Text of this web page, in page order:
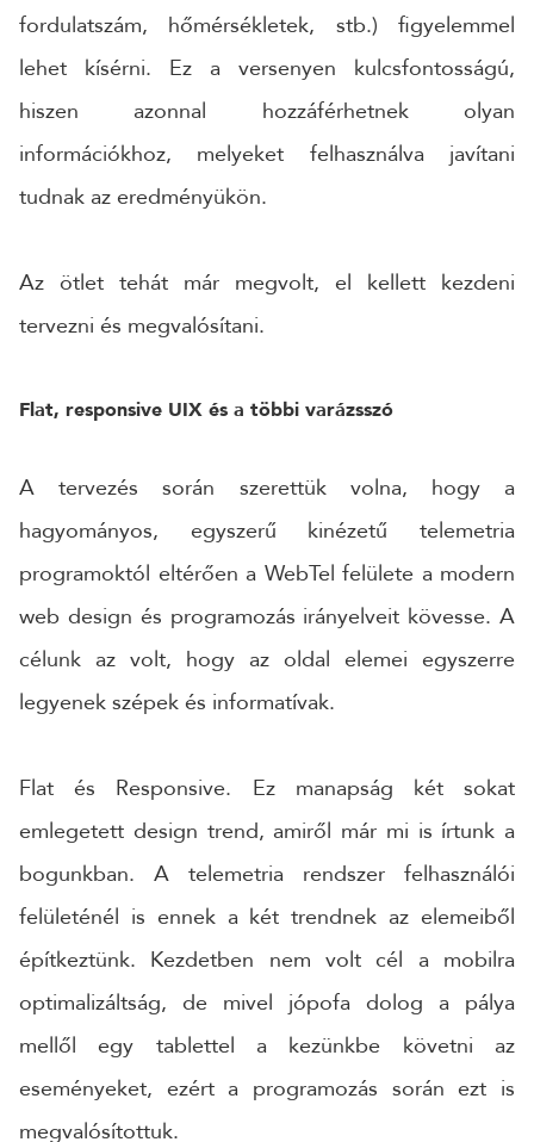
fordulatszám, hőmérsékletek, stb.) figyelemmel
lehet kísérni. Ez a versenyen kulcsfontosságú,
hiszen azonnal hozzáférhetnek olyan
információkhoz, melyeket felhasználva javítani
tudnak az eredményükön.
Az ötlet tehát már megvolt, el kellett kezdeni
tervezni és megvalósítani.
Flat, responsive UIX és a többi varázsszó
A tervezés során szerettük volna, hogy a
hagyományos, egyszerű kinézetű telemetria
programoktól eltérően a WebTel felülete a modern
web design és programozás irányelveit kövesse. A
célunk az volt, hogy az oldal elemei egyszerre
legyenek szépek és informatívak.
Flat és Responsive. Ez manapság két sokat
emlegetett design trend, amiről már mi is írtunk a
bogunkban. A telemetria rendszer felhasználói
felületénél is ennek a két trendnek az elemeiből
építkeztünk. Kezdetben nem volt cél a mobilra
optimalizáltság, de mivel jópofa dolog a pálya
mellől egy tablettel a kezünkbe követni az
eseményeket, ezért a programozás során ezt is
megvalósítottuk.